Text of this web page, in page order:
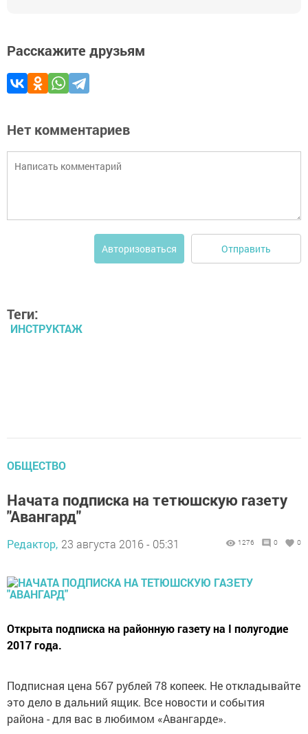
Расскажите друзьям
Нет комментариев
Авторизоваться Отправить
Теги:
ИНСТРУКТАЖ
ОБЩЕСТВО
Начата подписка на тетюшскую газету
"Авангард"
Редактор, 23 августа 2016 - 05:31 1276 0 0
Открыта подписка на районную газету на I полугодие
2017 года.
Подписная цена 567 рублей 78 копеек. Не откладывайте
это дело в дальний ящик. Все новости и события
района - для вас в любимом «Авангарде».